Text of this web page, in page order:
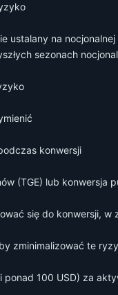
ustalany na
sezonach
konwersji
(TGE) lub
się do konwersji, w
zminimalizować te
100 USD) za